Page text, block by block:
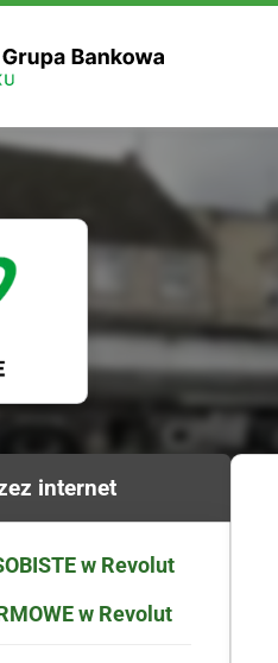
internet
w Revolut
w Revolut